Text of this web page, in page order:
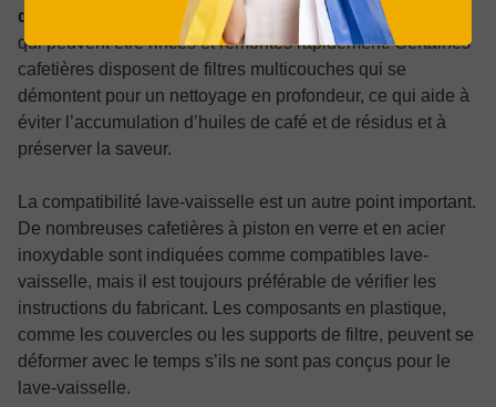
démontables
: piston, tamis filtrants, couvercle et carafe,
qui peuvent être rincés et remontés rapidement. Certaines
cafetières disposent de filtres multicouches qui se
démontent pour un nettoyage en profondeur, ce qui aide à
éviter l’accumulation d’huiles de café et de résidus et à
préserver la saveur.
La compatibilité lave-vaisselle est un autre point important.
De nombreuses cafetières à piston en verre et en acier
inoxydable sont indiquées comme compatibles lave-
vaisselle, mais il est toujours préférable de vérifier les
instructions du fabricant. Les composants en plastique,
comme les couvercles ou les supports de filtre, peuvent se
déformer avec le temps s’ils ne sont pas conçus pour le
lave-vaisselle.